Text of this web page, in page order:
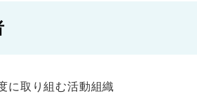
に取り組む活動組織